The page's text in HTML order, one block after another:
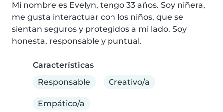
Mi nombre es Evelyn, tengo 33 años. Soy niñera,
me gusta interactuar con los niños, que se
sientan seguros y protegidos a mi lado. Soy
honesta, responsable y puntual.
Características
Responsable
Creativo/a
Empático/a